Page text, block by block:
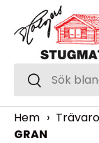
Hoppa över
Sök
Sök
Hem ›
GRAN